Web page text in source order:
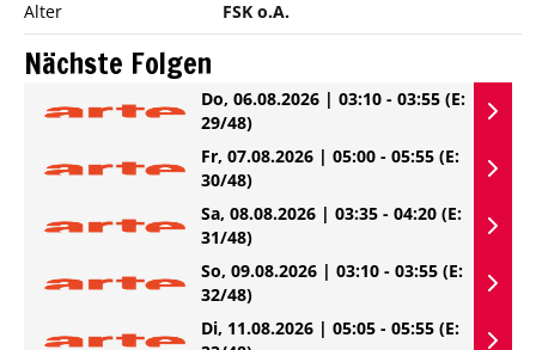
Alter
FSK o.A.
Nächste Folgen
Do, 06.08.2026 | 03:10 - 03:55 (E:
29/48)
Fr, 07.08.2026 | 05:00 - 05:55 (E:
30/48)
Sa, 08.08.2026 | 03:35 - 04:20 (E:
31/48)
So, 09.08.2026 | 03:10 - 03:55 (E:
32/48)
Di, 11.08.2026 | 05:05 - 05:55 (E: